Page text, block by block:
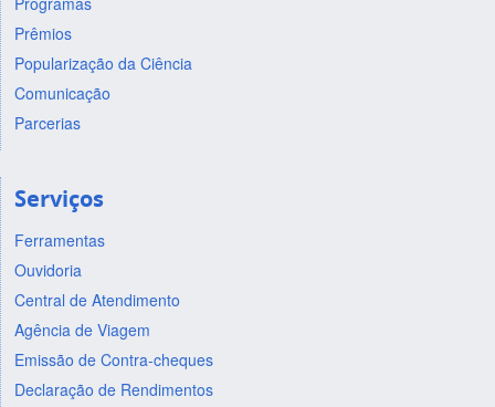
Prêmios
Popularização da Ciência
Comunicação
Parcerias
Serviços
Ferramentas
Ouvidoria
Central de Atendimento
Agência de Viagem
Emissão de Contra-cheques
Declaração de Rendimentos